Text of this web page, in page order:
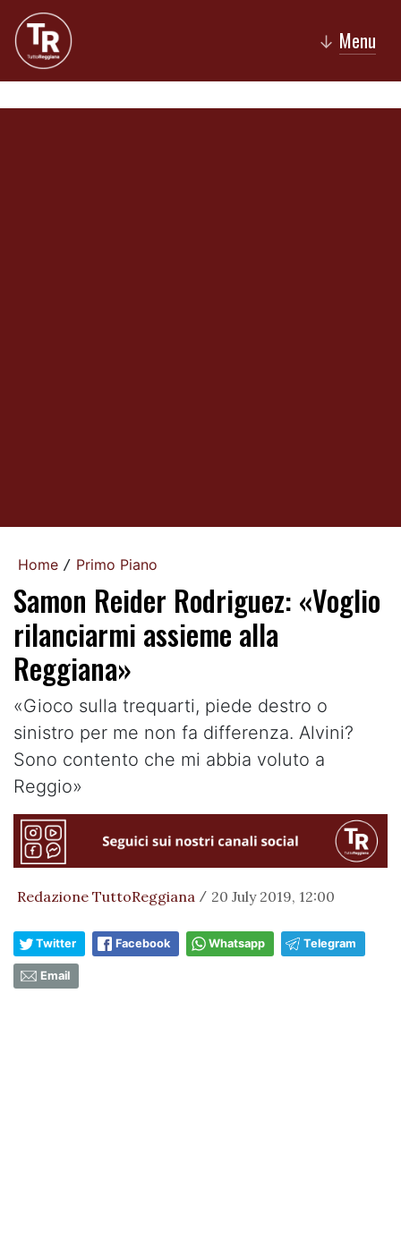
↓ Menu
Home / Primo Piano
Samon Reider Rodriguez: «Voglio
rilanciarmi assieme alla
Reggiana»
«Gioco sulla trequarti, piede destro o
sinistro per me non fa differenza. Alvini?
Sono contento che mi abbia voluto a
Reggio»
Redazione TuttoReggiana / 20 July 2019, 12:00
Twitter Facebook Whatsapp Telegram
Email